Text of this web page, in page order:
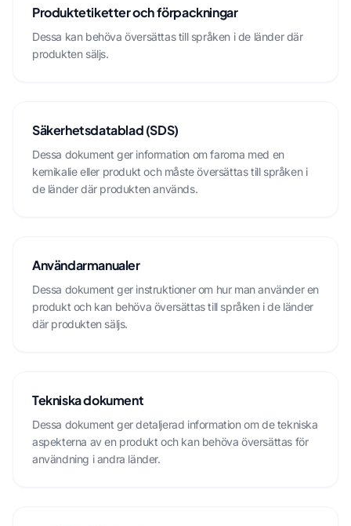
Produktetiketter och förpackningar
Dessa kan behöva översättas till språken i de länder där
produkten säljs.
Säkerhetsdatablad (SDS)
Dessa dokument ger information om farorna med en
kemikalie eller produkt och måste översättas till språken i
de länder där produkten används.
Användarmanualer
Dessa dokument ger instruktioner om hur man använder en
produkt och kan behöva översättas till språken i de länder
där produkten säljs.
Tekniska dokument
Dessa dokument ger detaljerad information om de tekniska
aspekterna av en produkt och kan behöva översättas för
användning i andra länder.